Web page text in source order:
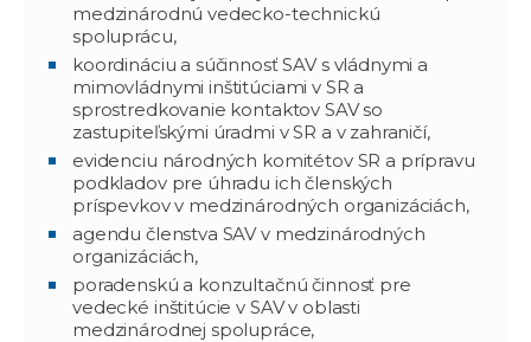
medzinárodnú vedecko-technickú
spoluprácu,
koordináciu a súčinnosť SAV s vládnymi a
mimovládnymi inštitúciami v SR a
sprostredkovanie kontaktov SAV so
zastupiteľskými úradmi v SR a v zahraničí,
evidenciu národných komitétov SR a prípravu
podkladov pre úhradu ich členských
príspevkov v medzinárodných organizáciách,
agendu členstva SAV v medzinárodných
organizáciách,
poradenskú a konzultačnú činnosť pre
vedecké inštitúcie v SAV v oblasti
medzinárodnej spolupráce,